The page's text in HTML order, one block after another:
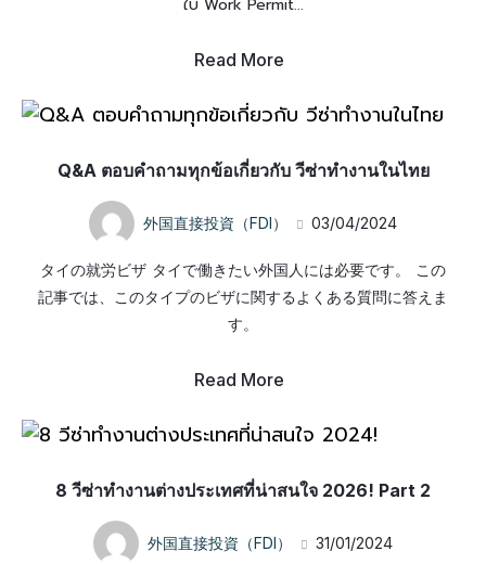
ใบ Work Permit...
Read More
Q&A ตอบคำถามทุกข้อเกี่ยวกับ วีซ่าทำงานในไทย
外国直接投資（FDI） 03/04/2024
タイの就労ビザ タイで働きたい外国人には必要です。 この
記事では、このタイプのビザに関するよくある質問に答えま
す。
Read More
8 วีซ่าทำงานต่างประเทศที่น่าสนใจ 2026! Part 2
外国直接投資（FDI） 31/01/2024